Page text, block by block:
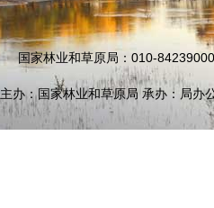
国家林业和草原局：010-
主办：国家林业和草原局 承办：局办